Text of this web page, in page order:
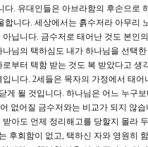
. 유대인들은 아브라함의 후손으로
니다. 세상에서는 흙수저라 아무리
닙니다. 금수저로 태어난 것도 본인
님의 택하심도 내가 하나님을 선택
부터 택함 받는 것도 복 받았다고
니다. 2세들은 목자의 가정에서 태
될 것입니다. 하나님은 어느 누구
없어질 금수저와는 비교가 되지 않
아도 언제 정리해고를 당할지 몰라
후회함이 없고, 택하신 자와 영원히